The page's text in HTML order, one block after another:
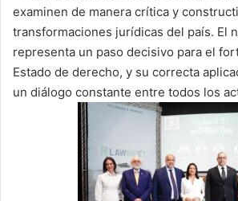
examinen de manera crítica y
transformaciones jurídicas del país. El
representa un paso decisivo para el
Estado de derecho, y su correcta
un diálogo constante entre todos los